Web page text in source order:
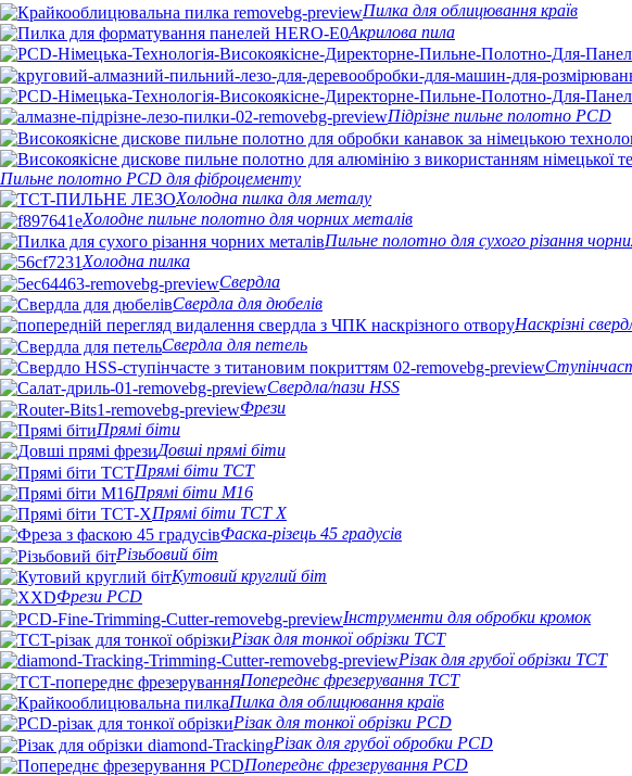
Пилка для облицювання країв
Акрилова пила
Підрізне пильне полотно PCD
Пильне полотно PCD для фіброцементу
Холодна пилка для металу
Холодне пильне полотно для чорних металів
Пильне полотно для сухого різання
Холодна пилка
Свердла
Свердла для дюбелів
Наскрізні
Свердла для петель
Свердла/пази HSS
Фрези
Прямі біти
Довші прямі біти
Прямі біти TCT
Прямі біти M16
Прямі біти TCT X
Фаска-різець 45 градусів
Різьбовий біт
Кутовий круглий біт
Фрези PCD
Інструменти для обробки кромок
Різак для тонкої обрізки TCT
Різак для грубої обрізки TCT
Попереднє фрезерування TCT
Пилка для облицювання країв
Різак для тонкої обрізки PCD
Різак для грубої обробки PCD
Попереднє фрезерування PCD